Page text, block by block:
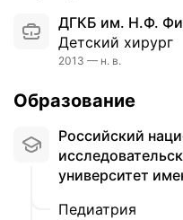
ДГКБ им. Н.Ф.
Детский хирург
2013 — н. в.
Образование
Российский национальный
университет
Педиатрия